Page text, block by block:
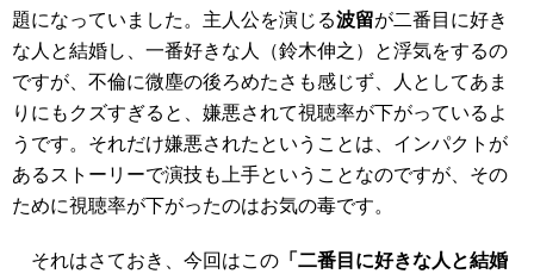
題になっていました。主人公を演じる波留が二番目に好き
な人と結婚し、一番好きな人（鈴木伸之）と浮気をするの
ですが、不倫に微塵の後ろめたさも感じず、人としてあま
りにもクズすぎると、嫌悪されて視聴率が下がっているよ
うです。それだけ嫌悪されたということは、インパクトが
あるストーリーで演技も上手ということなのですが、その
ために視聴率が下がったのはお気の毒です。
それはさておき、今回はこの 「二番目に好きな人と結婚